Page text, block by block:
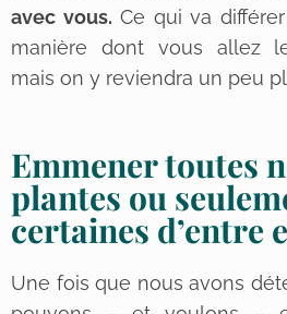
avec vous. Ce qui va
manière dont vous allez
mais on y reviendra un peu
Emmener toutes
plantes ou
certaines d’entre
Une fois que nous avons